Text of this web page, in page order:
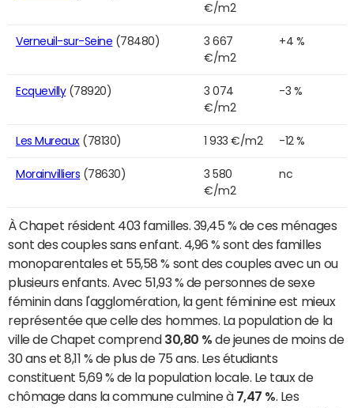
€/m2
Verneuil-sur-Seine (78480)
3 667
€/m2
+4 %
Ecquevilly(78920)
3 074
€/m2
-3 %
Les Mureaux(78130) 1 933 €/m2 -12 %
Morainvilliers (78630)
3 580
€/m2
nc
À Chapet résident 403 familles. 39,45 % de ces ménages
sont des couples sans enfant. 4,96 % sont des familles
monoparentales et 55,58 % sont des couples avec un ou
plusieurs enfants. Avec 51,93 % de personnes de sexe
féminin dans l'agglomération, la gent féminine est mieux
représentée que celle des hommes. La population de la
ville de Chapet comprend 30,80 % de jeunes de moins de
30 ans et 8,11 % de plus de 75 ans. Les étudiants
constituent 5,69 % de la population locale. Le taux de
chômage dans la commune culmine à 7,47 %. Les